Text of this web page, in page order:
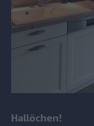
Hallöchen!